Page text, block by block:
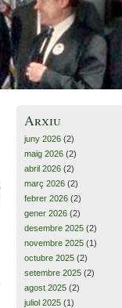
Arxiu
juny 2026 (2)
maig 2026 (2)
abril 2026 (2)
març 2026 (2)
febrer 2026 (2)
gener 2026 (2)
desembre 2025 (2)
novembre 2025 (1)
octubre 2025 (2)
setembre 2025 (2)
agost 2025 (2)
juliol 2025 (1)